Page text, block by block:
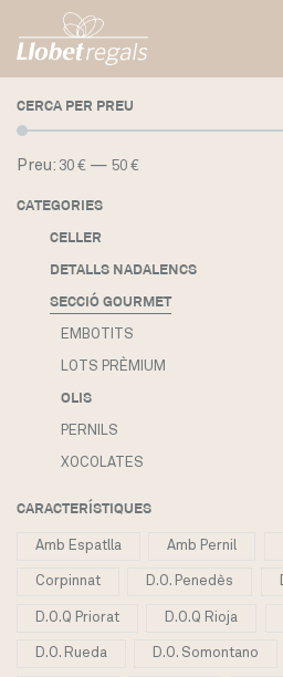
CERCA PER PREU
Preu: 30 € — 50 €
CATEGORIES
CELLER
DETALLS NADALENCS
SECCIÓ GOURMET
EMBOTITS
LOTS PRÈMIUM
OLIS
PERNILS
XOCOLATES
CARACTERÍSTIQUES
Amb Espatlla Amb Pernil
Corpinnat D.O. Penedès
D.O.Q Priorat D.O.Q Rioja
D.O. Rueda D.O. Somontano